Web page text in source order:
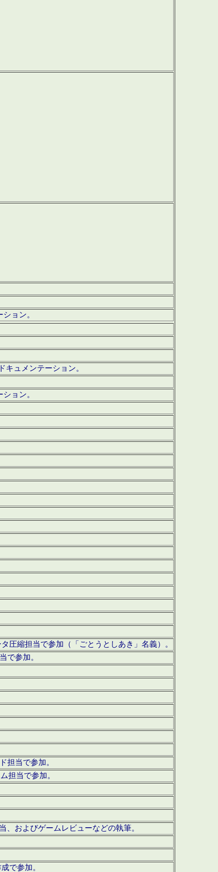
ョン。
キュメンテーション。
ョン。
圧縮担当で参加（「ごとうとしあき」名義）。
で参加。
担当で参加。
担当で参加。
、およびゲームレビューなどの執筆。
で参加。